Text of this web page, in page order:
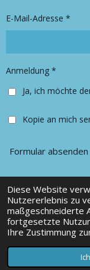
Diese Website
Nutzererlebnis zu
maßgeschneiderte
fortgesetzte
Ihre Zustimmung
a
k
E-Mail-Adresse *
Anmeldung *
Ja, ich möchte
Kopie an mich
Formular absenden
© 2025 Chancy
Mit Unterstützung von